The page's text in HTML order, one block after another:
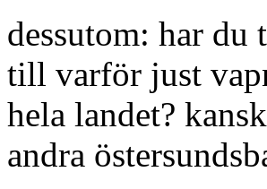
dessutom: har du
till varför just
hela landet?
andra